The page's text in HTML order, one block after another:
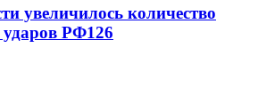
увеличилось количество
ударов РФ126